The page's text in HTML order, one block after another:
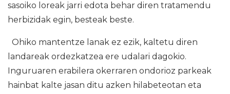
sasoiko loreak jarri edota behar diren tratamendu
herbizidak egin, besteak beste.
Ohiko mantentze lanak ez ezik, kaltetu diren
landareak ordezkatzea ere udalari dagokio.
Inguruaren erabilera okerraren ondorioz parkeak
hainbat kalte jasan ditu azken hilabeteotan eta